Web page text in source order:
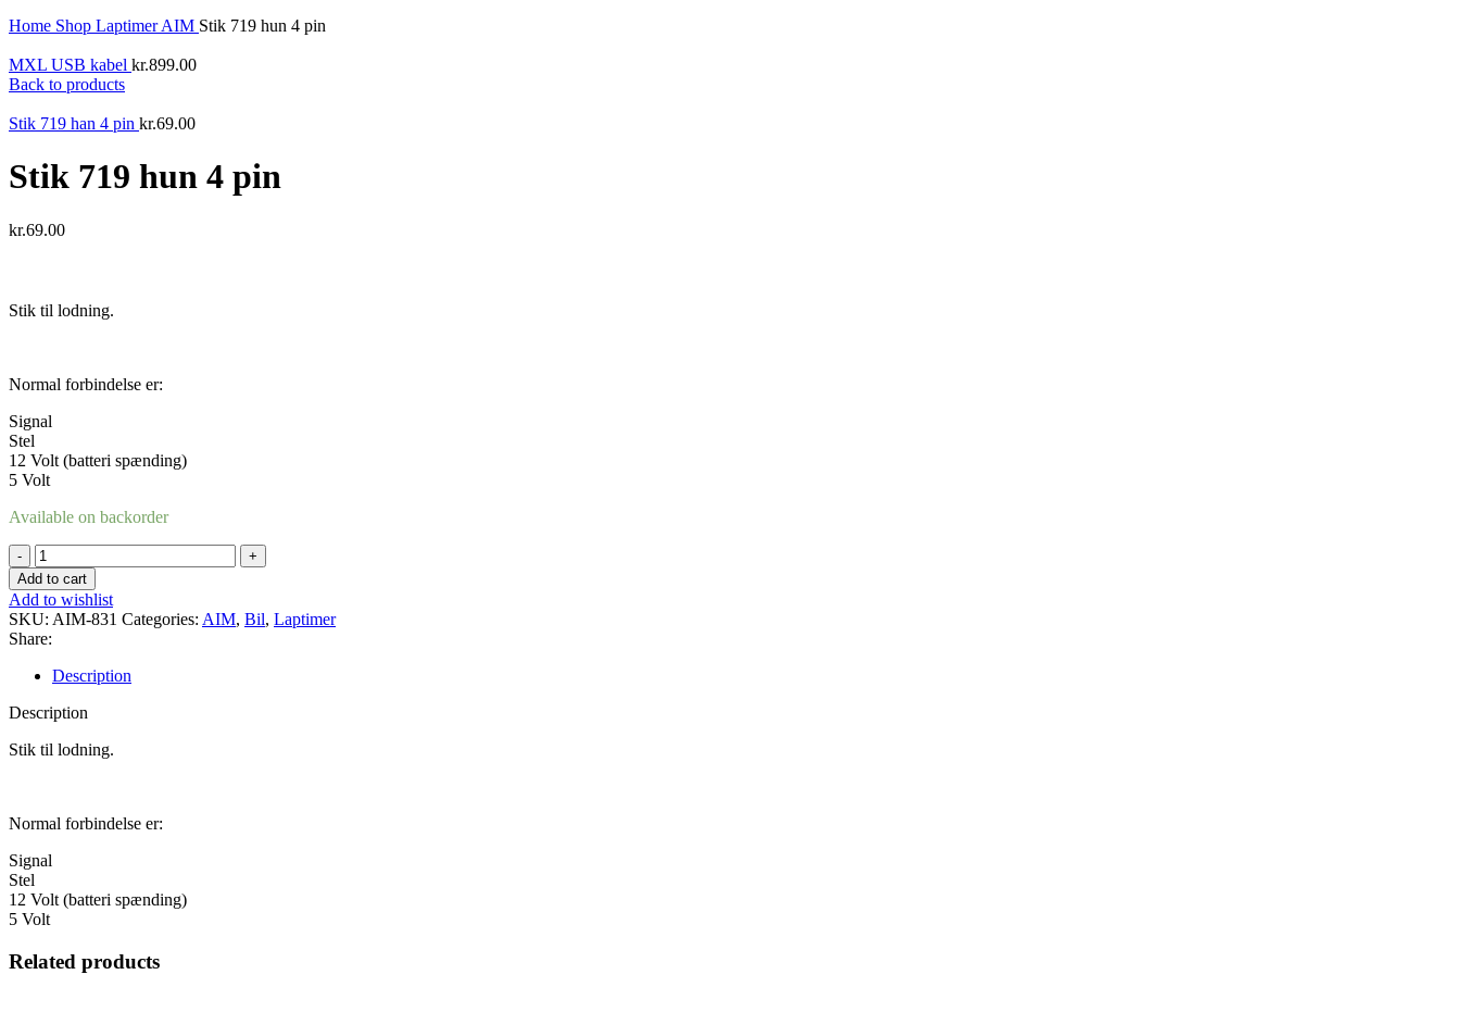
Home Shop LaptimerAIM Stik 719 hun 4 pin
MXL USB kabel kr.899.00
Back to products
Stik 719 han 4 pin kr.69.00
Stik 719 hun 4 pin
kr.69.00
Stik til lodning.
Normal forbindelse er:
Signal
Stel
12 Volt (batteri spænding)
5 Volt
Available on backorder
Stik
719
hun
4
pin
quantity
Add to cart
Add to wishlist
SKU: AIM-831 Categories: AIM, Bil, Laptimer
Share:
Description
Description
Stik til lodning.
Normal forbindelse er:
Signal
Stel
12 Volt (batteri spænding)
5 Volt
Related products